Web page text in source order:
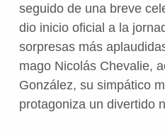
seguido de una breve
dio inicio oficial a la
sorpresas más
mago Nicolás Chevalie,
González, su simpático
protagoniza un divertido